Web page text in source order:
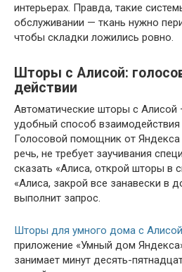
интерьерах. Правда, такие
обслуживании — ткань нужно
чтобы складки ложились ровно.
Шторы с Алисой:
действии
Автоматические шторы с Алисой
удобный способ
Голосовой помощник от Яндекса
речь, не требует заучивания
сказать «Алиса, открой шторы в
«Алиса, закрой все занавески в
выполнит запрос.
Шторы для умного дома с Алисой
приложение «Умный дом
занимает минут десять-